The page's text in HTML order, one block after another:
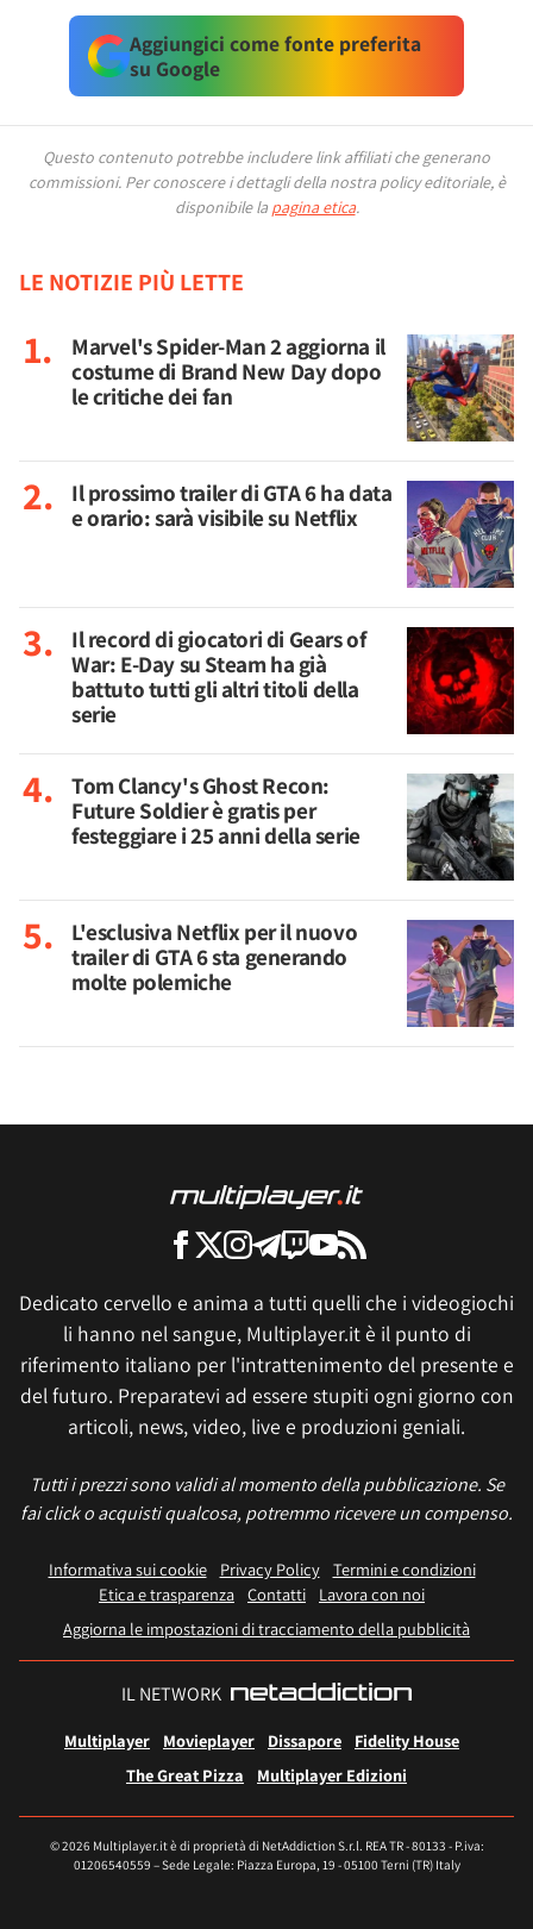
Aggiungici come fonte preferita
su Google
Questo contenuto potrebbe includere link affiliati che generano
commissioni. Per conoscere i dettagli della nostra policy editoriale, è
disponibile la pagina etica.
LE NOTIZIE PIÙ LETTE
Marvel's Spider-Man 2 aggiorna il
costume di Brand New Day dopo
le critiche dei fan
Il prossimo trailer di GTA 6 ha data
e orario: sarà visibile su Netflix
Il record di giocatori di Gears of
War: E-Day su Steam ha già
battuto tutti gli altri titoli della
serie
Tom Clancy's Ghost Recon:
Future Soldier è gratis per
festeggiare i 25 anni della serie
L'esclusiva Netflix per il nuovo
trailer di GTA 6 sta generando
molte polemiche
Dedicato cervello e anima a tutti quelli che i videogiochi
li hanno nel sangue, Multiplayer.it è il punto di
riferimento italiano per l'intrattenimento del presente e
del futuro. Preparatevi ad essere stupiti ogni giorno con
articoli, news, video, live e produzioni geniali.
Tutti i prezzi sono validi al momento della pubblicazione. Se
fai click o acquisti qualcosa, potremmo ricevere un compenso.
Informativa sui cookie Privacy Policy
Termini e condizioni
Etica e trasparenza Contatti
Lavora con noi
Aggiorna le impostazioni di tracciamento della pubblicità
IL NETWORK
Multiplayer Movieplayer Dissapore
Fidelity House
The Great Pizza
Multiplayer Edizioni
© 2026 Multiplayer.it è di proprietà di NetAddiction S.r.l. REA TR - 80133 - P.iva:
01206540559 – Sede Legale: Piazza Europa, 19 - 05100 Terni (TR) Italy